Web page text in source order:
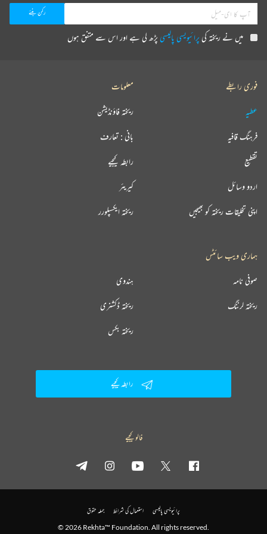
میں نے ریختہ کیپرائیویسی پالیسیپڑھ لی ہے اور اس سے متفق ہوں
فوری رابطے
عطیہ
فرہنگ قافیہ
تقطیع
اردو وسائل
اپنی تخلیقات ریختہ کو بھیجیں
معلومات
ریختہ فاؤنڈیشن
بانی : تعارف
رابطہ کیجیے
کیریئر
ریختہ ایکسپلورر
ہماری ویب سائٹس
ہندوی صوفی نامہ
ریختہ ڈکشنری ریختہ لرننگ
ریختہ بکس
رابطہ کیجیے
فالو کیجیے
پرائیویسی پالیسی استعمال کی شرائط جملہ حقوق
© 2026 Rekhta™ Foundation. All rights reserved.